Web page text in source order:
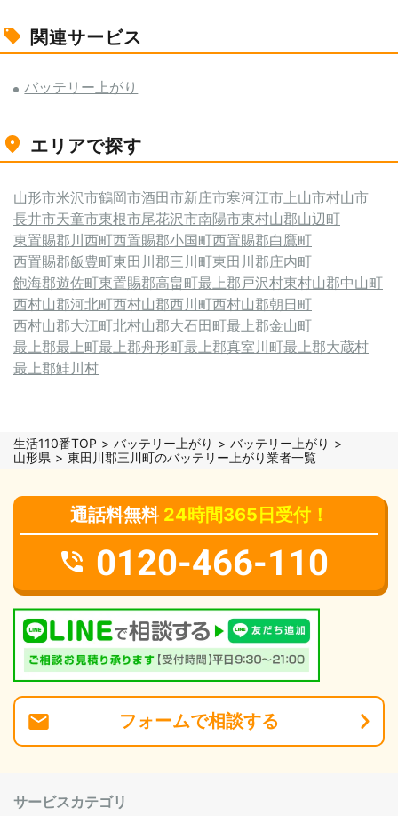
関連サービス
バッテリー上がり
エリアで探す
山形市米沢市鶴岡市酒田市新庄市寒河江市上山市村山市
長井市天童市東根市尾花沢市南陽市東村山郡山辺町
東置賜郡川西町西置賜郡小国町西置賜郡白鷹町
西置賜郡飯豊町東田川郡三川町東田川郡庄内町
飽海郡遊佐町東置賜郡高畠町最上郡戸沢村東村山郡中山町
西村山郡河北町西村山郡西川町西村山郡朝日町
西村山郡大江町北村山郡大石田町最上郡金山町
最上郡最上町最上郡舟形町最上郡真室川町最上郡大蔵村
最上郡鮭川村
生活110番TOP バッテリー上がり
バッテリー上がり
山形県
東田川郡三川町のバッテリー上がり業者一覧
通話料無料 24時間365日受付！
0120-466-110
フォームで相談する
サービスカテゴリ